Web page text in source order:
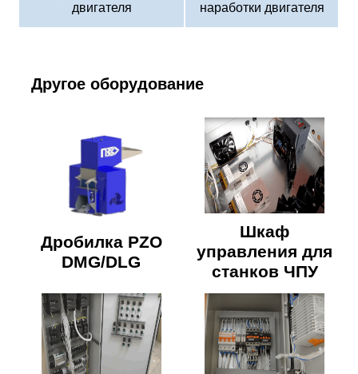
двигателя
наработки двигателя
Другое оборудование
Дробилка PZO
DMG/DLG
Шкаф
управления для
станков ЧПУ